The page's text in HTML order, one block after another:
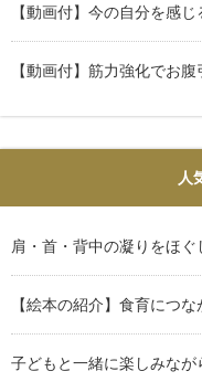
【動画付】今の自分を感じ
【動画付】筋力強化でお腹
人
肩・首・背中の凝りをほ
【絵本の紹介】食育につな
子どもと一緒に楽しみなが